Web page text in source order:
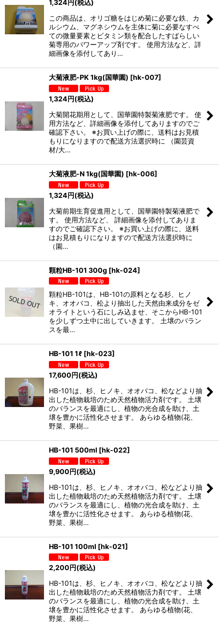
1,324円(税込)
この商品は、オリゴ糖をはじめ菊に必要な鉄、カ
ルシウム、マグネシウムを主体に菊に必要なすべ
ての微量要素とビタミン類を配合したすばらしい
菊専用のパワーアップ剤です。 使用方法など、詳
細画像を添付してあり…
大菊液肥-PK 1kg(国華園) [hk-007]
1,324円(税込)
大菊開花期用として、国華園特製菊液肥です。 使
用方法など、詳細画像を添付してありますのでご
確認下さい。 ※お買い上げの際に、送料はお見積
もりになりますので配送方法選択時に （園芸資
材/大…
大菊液肥-N 1kg(国華園) [hk-006]
1,324円(税込)
大菊前期生育促進用として、国華園特製菊液肥で
す。 使用方法など、 詳細画像を添付してありま
すのでご確認下さい。 ※お買い上げの際に、送料
はお見積もりになりますので配送方法選択時に
（園…
顆粒HB-101 300g [hk-024]
顆粒HB-101は、HB-101の原料となる杉、ヒノ
キ、オオバコ、松より抽出した天然由来成分をゼ
オライトという石にしみ込ませ、そこからHB-101
を少しずつ土中に出していきます。 土壌のバラン
スを最…
HB-101 1ℓ [hk-023]
17,600円(税込)
HB-101は、杉、ヒノキ、オオバコ、松などより抽
出した植物栽培のため天然植物活力剤です。 土壌
のバランスを最適にし、植物の光合成を助け、土
壌を豊かに活性化させます。 あらゆる植物(花、
野菜、果樹…
HB-101 500ml [hk-022]
9,900円(税込)
HB-101は、杉、ヒノキ、オオバコ、松などより抽
出した植物栽培のため天然植物活力剤です。 土壌
のバランスを最適にし、植物の光合成を助け、土
壌を豊かに活性化させます。 あらゆる植物(花、
野菜、果樹…
HB-101 100ml [hk-021]
2,200円(税込)
HB-101は、杉、ヒノキ、オオバコ、松などより抽
出した植物栽培のため天然植物活力剤です。 土壌
のバランスを最適にし、植物の光合成を助け、土
壌を豊かに活性化させます。 あらゆる植物(花、
野菜、果樹…